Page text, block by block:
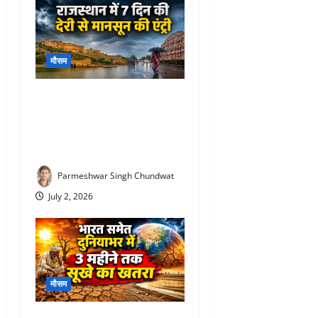
मौसम
Parmeshwar Singh Chundwat
July 2, 2026
मौसम